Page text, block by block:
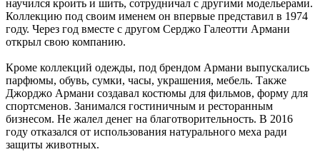
научился кроить и шить, сотрудничал с другими модельерами.
Коллекцию под своим именем он впервые представил в 1974
году. Через год вместе с другом Серджо Галеотти Армани
открыл свою компанию.
Кроме коллекций одежды, под брендом Армани выпускались
парфюмы, обувь, сумки, часы, украшения, мебель. Также
Джорджо Армани создавал костюмы для фильмов, форму для
спортсменов. Занимался гостиничным и ресторанным
бизнесом. Не жалел денег на благотворительность. В 2016
году отказался от использования натурального меха ради
защиты животных.